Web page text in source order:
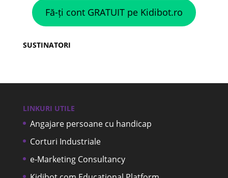
Fă-ți cont GRATUIT pe Kidibot.ro
SUSTINATORI
LINKURI UTILE
Angajare persoane cu handicap
Corturi Industriale
e-Marketing Consultancy